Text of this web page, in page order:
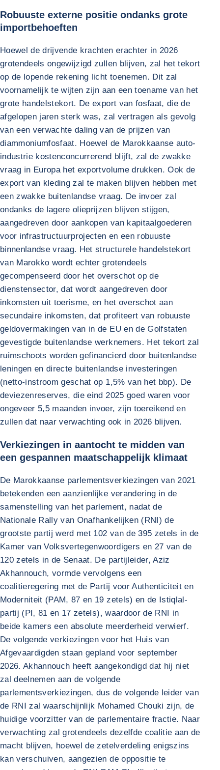
Robuuste externe positie ondanks grote
importbehoeften
Hoewel de drijvende krachten erachter in 2026
grotendeels ongewijzigd zullen blijven, zal het tekort
op de lopende rekening licht toenemen. Dit zal
voornamelijk te wijten zijn aan een toename van het
grote handelstekort. De export van fosfaat, die de
afgelopen jaren sterk was, zal vertragen als gevolg
van een verwachte daling van de prijzen van
diammoniumfosfaat. Hoewel de Marokkaanse auto-
industrie kostenconcurrerend blijft, zal de zwakke
vraag in Europa het exportvolume drukken. Ook de
export van kleding zal te maken blijven hebben met
een zwakke buitenlandse vraag. De invoer zal
ondanks de lagere olieprijzen blijven stijgen,
aangedreven door aankopen van kapitaalgoederen
voor infrastructuurprojecten en een robuuste
binnenlandse vraag. Het structurele handelstekort
van Marokko wordt echter grotendeels
gecompenseerd door het overschot op de
dienstensector, dat wordt aangedreven door
inkomsten uit toerisme, en het overschot aan
secundaire inkomsten, dat profiteert van robuuste
geldovermakingen van in de EU en de Golfstaten
gevestigde buitenlandse werknemers. Het tekort zal
ruimschoots worden gefinancierd door buitenlandse
leningen en directe buitenlandse investeringen
(netto-instroom geschat op 1,5% van het bbp). De
deviezenreserves, die eind 2025 goed waren voor
ongeveer 5,5 maanden invoer, zijn toereikend en
zullen dat naar verwachting ook in 2026 blijven.
Verkiezingen in aantocht te midden van
een gespannen maatschappelijk klimaat
De Marokkaanse parlementsverkiezingen van 2021
betekenden een aanzienlijke verandering in de
samenstelling van het parlement, nadat de
Nationale Rally van Onafhankelijken (RNI) de
grootste partij werd met 102 van de 395 zetels in de
Kamer van Volksvertegenwoordigers en 27 van de
120 zetels in de Senaat. De partijleider, Aziz
Akhannouch, vormde vervolgens een
coalitieregering met de Partij voor Authenticiteit en
Moderniteit (PAM, 87 en 19 zetels) en de Istiqlal-
partij (PI, 81 en 17 zetels), waardoor de RNI in
beide kamers een absolute meerderheid verwierf.
De volgende verkiezingen voor het Huis van
Afgevaardigden staan gepland voor september
2026. Akhannouch heeft aangekondigd dat hij niet
zal deelnemen aan de volgende
parlementsverkiezingen, dus de volgende leider van
de RNI zal waarschijnlijk Mohamed Chouki zijn, de
huidige voorzitter van de parlementaire fractie. Naar
verwachting zal grotendeels dezelfde coalitie aan de
macht blijven, hoewel de zetelverdeling enigszins
kan verschuiven, aangezien de oppositie te